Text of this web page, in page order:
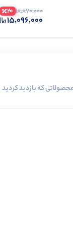
18,870,000
20
15,096,000
که بازدید کردید